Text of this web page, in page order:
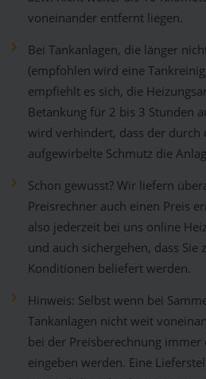
voneinander entfernt liegen.
Bei Tankanlagen, die länger
(empfohlen wird eine
empfiehlt es sich, die
Betankung für 2 bis 3 Stunden
wird verhindert, dass der durch
aufgewirbelte Schmutz die
Schon gewusst? Wir liefern
Preisrechner auch einen Preis
also jederzeit bei uns online
und auch sichergehen, dass Sie
Konditionen beliefert werden.
Hinweis: Selbst wenn bei
Tankanlagen nicht weit
bei der Preisberechnung immer
eingeben werden. Eine